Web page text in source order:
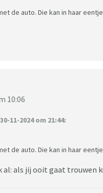
de auto. Die kan in haar
10:06
11-2024 om 21:44:
de auto. Die kan in haar
al: als jij ooit gaat trouwen